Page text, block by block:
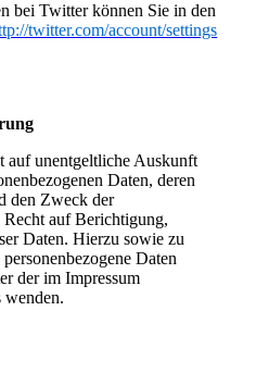
bei Twitter können Sie in den
twitter.com/account/settings
auf unentgeltliche Auskunft
Daten, deren
den Zweck der
auf Berichtigung,
Daten. Hierzu sowie zu
Daten
der im Impressum
wenden.